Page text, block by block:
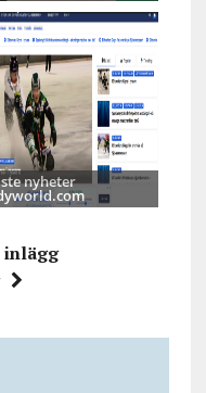
nyheter
inlägg